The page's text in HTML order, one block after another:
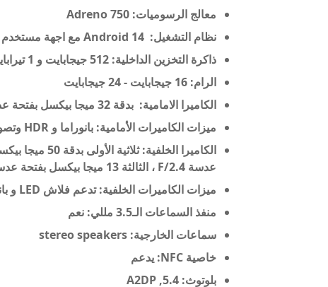
معالج الرسوميات: Adreno 750
نظام التشغيل:
ذاكرة التخزين الداخلية: 512 جيجابايت و 1 تيرابايت
الرام: 16 جيجابايت -
24 جيجابايت
الكاميرا الامامية: بدقة 32 ميجا بيكسل بفتحة عدسة F/2.5
ميزات الكاميرات الأمامية: بانوراما و HDR وتصوير فيديوهات بجودة
عدسة F/2.4 ، الثالثة 13 ميجا بيكسل بفتحة عدسة F/2.2
ميزات الكاميرات الخلفية: تدعم فلاش LED و بانوراما و HDR وتصوير فيديوهات بجودة
منفذ السماعات الـ3.5 مللي: نعم
سماعات الخارجية: stereo speakers
خاصية NFC: يدعم
بلوتوث: 5.4, A2DP